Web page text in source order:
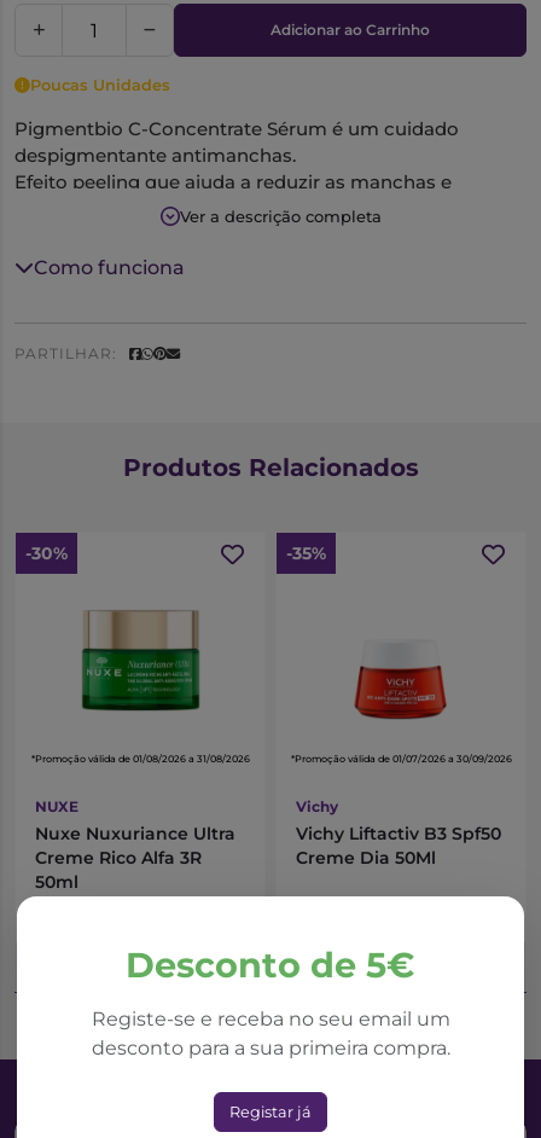
Adicionar ao Carrinho
Poucas Unidades
Pigmentbio C-Concentrate Sérum é um cuidado
despigmentante antimanchas.
Efeito peeling que ajuda a reduzir as manchas e
restaura sem agressão o brilho original da pele.
concentração com um vitamina C pura.
Fórmula perfumada.
Adequado para peles sensíveis.
Ver a descrição completa
Como funciona
PARTILHAR:
Desconto de 5€
Registe-se e receba no seu email um
desconto para a sua primeira compra.
Registar já
Produtos Relacionados
-30%
*Promoção válida de 01/08/2026 a 31/08/2026
NUXE
Nuxe Nuxuriance Ultra
Creme Rico Alfa 3R
50ml
Adicionar ao Carrinho
-35%
*Promoção válida de 01/07/2026 a 30/09/2026
Vichy
Vichy Liftactiv B3 Spf50
Creme Dia 50Ml
Adicionar ao Carrinho